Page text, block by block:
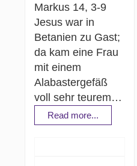
Markus 14, 3-9
Jesus war in
Betanien zu Gast;
da kam eine Frau
mit einem
Alabastergefäß
voll sehr teurem…
Read more...